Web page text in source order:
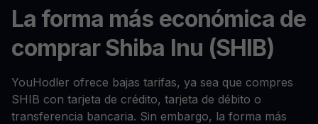
La forma más económica de
comprar Shiba Inu (SHIB)
YouHodler ofrece bajas tarifas, ya sea que compres
SHIB con tarjeta de crédito, tarjeta de débito o
transferencia bancaria. Sin embargo, la forma más